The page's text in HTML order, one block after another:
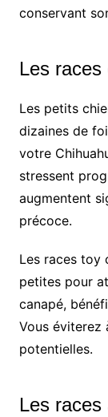
conservant
Les
Les petits
dizaines de
votre
stressent
augmentent
précoce.
Les races toy
petites pour
canapé,
Vous éviterez
potentielles.
Les